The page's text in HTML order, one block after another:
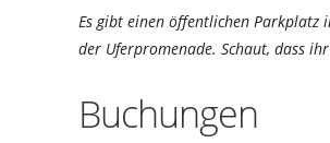
Es gibt einen öffentlichen Parkplatz
der Uferpromenade. Schaut, dass
Buchungen